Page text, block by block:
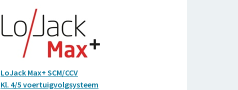
LoJack Max+ SCM/CCV
Kl. 4/5 voertuigvolgsysteem